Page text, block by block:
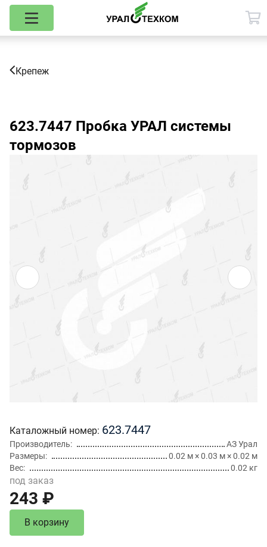
Крепеж
623.7447 Пробка УРАЛ системы
тормозов
Каталожный номер 623.7447
Производитель
АЗ Урал
Размеры
0.02 м × 0.03 м × 0.02 м
Вес
0.02 кг
под заказ
243 ₽
В корзину